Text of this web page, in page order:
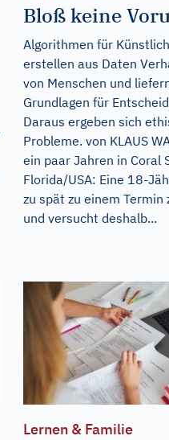
Bloß keine
Algorithmen für
erstellen aus Daten
von Menschen und
Grundlagen für
Daraus ergeben sich
Probleme. von KLAUS
ein paar Jahren in Coral
Florida/USA: Eine 18-
zu spät zu einem Termin
und versucht deshalb...
Lernen & Familie